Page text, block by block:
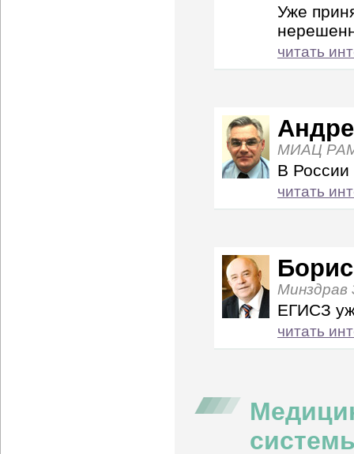
Уже
читать
МИАЦ
В России
читать
Минздрав
ЕГИСЗ
читать